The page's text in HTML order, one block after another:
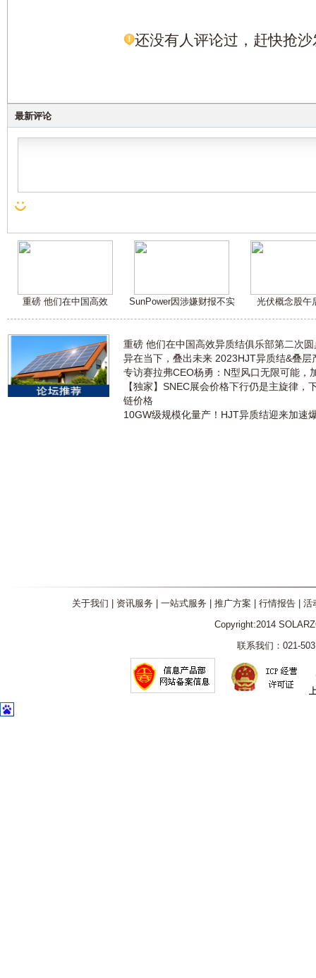
还没有人评论过，赶快抢沙
最新评论
重磅 他们在中国高效 SunPower因涉嫌财报不实 光伏概念股午
重磅 他们在中国高效异质结俱乐部第二次
异在当下，叠出未来 2023HJT异质结&叠层
专访赛拉弗CEO杨勇：N型风口无限可能，
【独家】SNEC展会价格下行仍是主旋律，
链价格
10GW级规模化量产！HJT异质结迎来加速
关于我们 资讯服务 一站式服务 推广方案 行情报告| 活
Copyright:2014
联系我们：021-